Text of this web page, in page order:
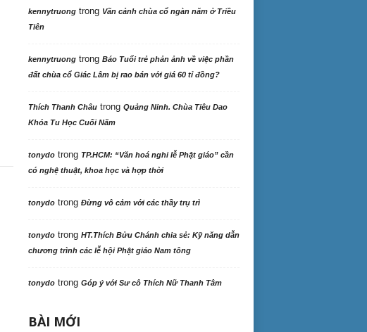
kennytruongtrong Vãn cảnh chùa cổ ngàn năm ở Triều
Tiên
kennytruongtrong Báo Tuổi trẻ phản ảnh về việc phần
đất chùa cổ Giác Lâm bị rao bán với giá 60 tỉ đồng?
Thích Thanh Châutrong Quảng Ninh. Chùa Tiêu Dao
Khóa Tu Học Cuối Năm
tonydotrong TP.HCM: “Văn hoá nghi lễ Phật giáo” cần
có nghệ thuật, khoa học và hợp thời
tonydotrong Đừng vô cảm với các thầy trụ trì
tonydotrong HT.Thích Bửu Chánh chia sẻ: Kỹ năng dẫn
chương trình các lễ hội Phật giáo Nam tông
tonydotrong Góp ý với Sư cô Thích Nữ Thanh Tâm
BÀI MỚI